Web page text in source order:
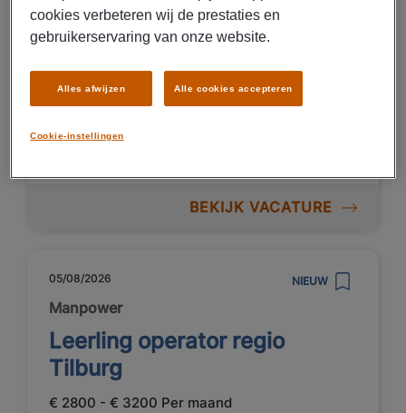
Zevenbergen
Uitzenden
Produceren van metaalproducten
BEKIJK VACATURE
05/08/2026 NIEUW
Manpower
Leerling operator regio
Tilburg
€ 2800 - € 3200 Per maand
cookies verbeteren wij de prestaties en
gebruikerservaring van onze website.
Cookie-instellingen
Alles afwijzen Alle cookies accepteren